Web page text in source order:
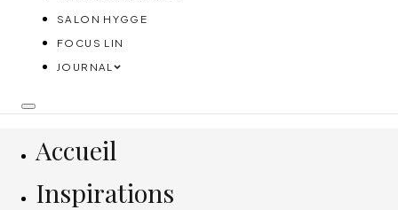
SALON HYGGE
FOCUS LIN
JOURNAL
Accueil
Inspirations